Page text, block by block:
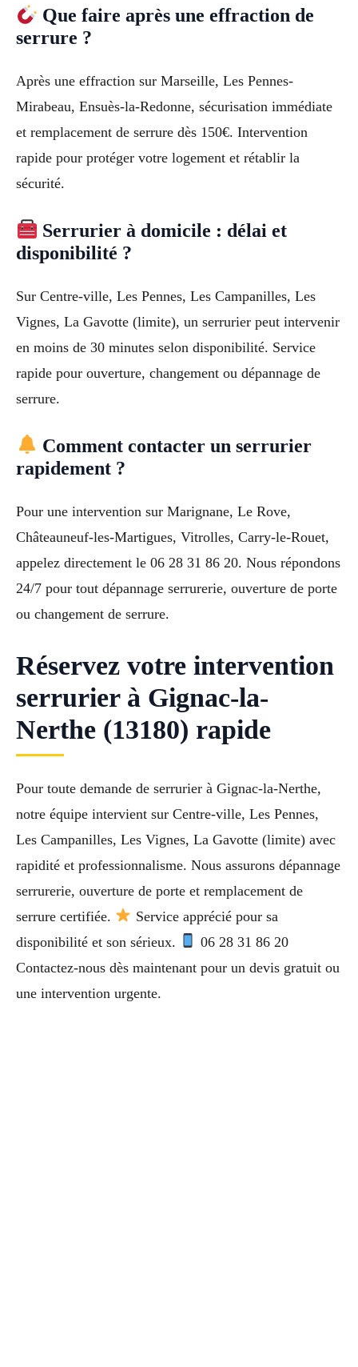
Que faire après une effraction de
serrure ?
Après une effraction sur Marseille, Les Pennes-
Mirabeau, Ensuès-la-Redonne, sécurisation immédiate
et remplacement de serrure dès 150€. Intervention
rapide pour protéger votre logement et rétablir la
sécurité.
Serrurier à domicile : délai et
disponibilité ?
Sur Centre-ville, Les Pennes, Les Campanilles, Les
Vignes, La Gavotte (limite), un serrurier peut intervenir
en moins de 30 minutes selon disponibilité. Service
rapide pour ouverture, changement ou dépannage de
serrure.
Comment contacter un serrurier
rapidement ?
Pour une intervention sur Marignane, Le Rove,
Châteauneuf-les-Martigues, Vitrolles, Carry-le-Rouet,
appelez directement le 06 28 31 86 20. Nous répondons
24/7 pour tout dépannage serrurerie, ouverture de porte
ou changement de serrure.
Réservez votre intervention
serrurier à Gignac-la-
Nerthe (13180) rapide
Pour toute demande de serrurier à Gignac-la-Nerthe,
notre équipe intervient sur Centre-ville, Les Pennes,
Les Campanilles, Les Vignes, La Gavotte (limite) avec
rapidité et professionnalisme. Nous assurons dépannage
serrurerie, ouverture de porte et remplacement de
serrure certifiée.
Service apprécié pour sa
disponibilité et son sérieux.
06 28 31 86 20
Contactez-nous dès maintenant pour un devis gratuit ou
une intervention urgente.